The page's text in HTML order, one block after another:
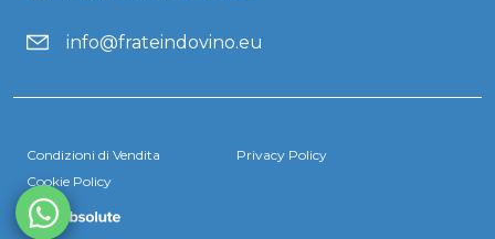
info@frateindovino.eu
Condizioni di Vendita
Privacy Policy
Cookie Policy